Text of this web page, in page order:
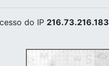
do IP 216.73.216.183